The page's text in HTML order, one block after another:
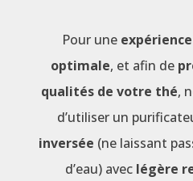
Pour une
optimale, et afin de
qualités de votre thé,
d’utiliser un
inversée (ne laissant
d’eau) avec légère